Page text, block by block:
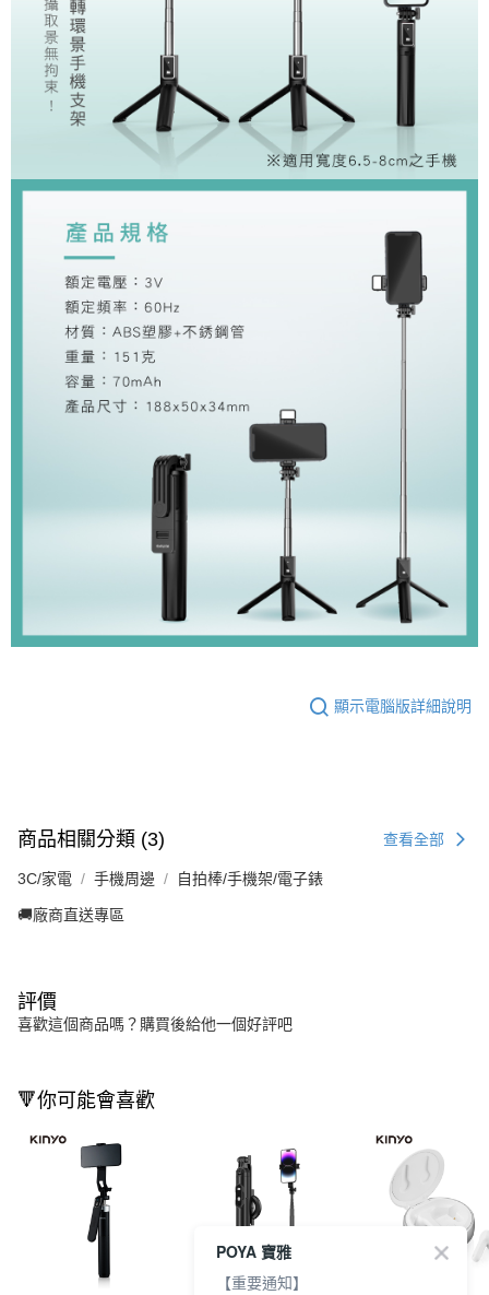
顯示電腦版詳細說明
商品相關分類 (3) 查看全部
3C/家電 手機周邊 自拍棒/手機架/電子錶
🚚廠商直送專區
評價
喜歡這個商品嗎？購買後給他一個好評吧
🔻你可能會喜歡
POYA 寶雅
【重要通知】